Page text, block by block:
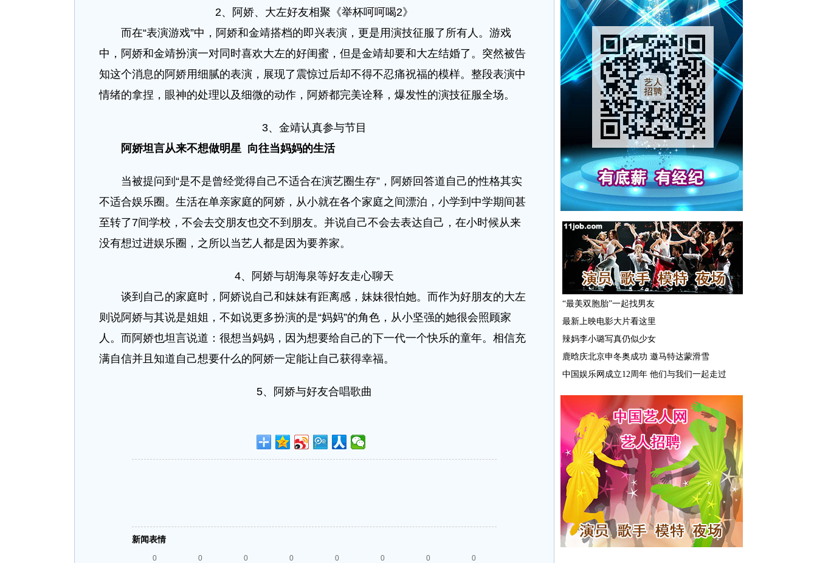
2、阿娇、大左好友相聚《举杯呵呵喝2》
而在“表演游戏”中，阿娇和金靖搭档的即兴表演，更是用演技征服了所有人。游戏
中，阿娇和金靖扮演一对同时喜欢大左的好闺蜜，但是金靖却要和大左结婚了。突然被告
知这个消息的阿娇用细腻的表演，展现了震惊过后却不得不忍痛祝福的模样。整段表演中
情绪的拿捏，眼神的处理以及细微的动作，阿娇都完美诠释，爆发性的演技征服全场。
3、金靖认真参与节目
阿娇坦言从来不想做明星 向往当妈妈的生活
当被提问到“是不是曾经觉得自己不适合在演艺圈生存”，阿娇回答道自己的性格其实
不适合娱乐圈。生活在单亲家庭的阿娇，从小就在各个家庭之间漂泊，小学到中学期间甚
至转了7间学校，不会去交朋友也交不到朋友。并说自己不会去表达自己，在小时候从来
没有想过进娱乐圈，之所以当艺人都是因为要养家。
4、阿娇与胡海泉等好友走心聊天
谈到自己的家庭时，阿娇说自己和妹妹有距离感，妹妹很怕她。而作为好朋友的大左
则说阿娇与其说是姐姐，不如说更多扮演的是“妈妈”的角色，从小坚强的她很会照顾家
人。而阿娇也坦言说道：很想当妈妈，因为想要给自己的下一代一个快乐的童年。相信充
满自信并且知道自己想要什么的阿娇一定能让自己获得幸福。
5、阿娇与好友合唱歌曲
新闻表情
0 0 0 0 0 0 0 0